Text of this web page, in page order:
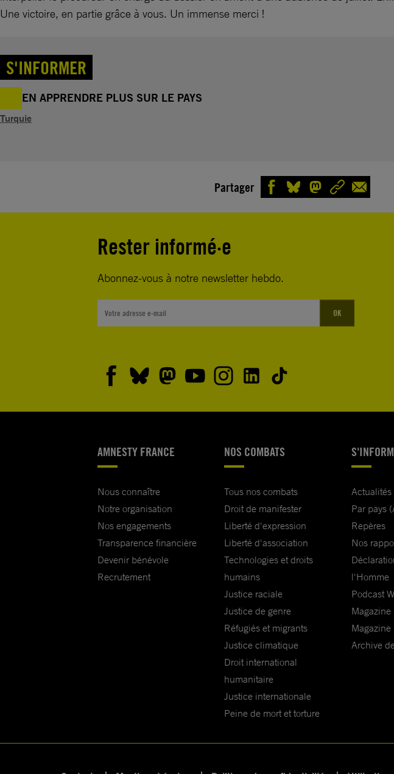
Une victoire, en partie grâce à vous. Un immense merci !
S'INFORMER
EN APPRENDRE PLUS SUR LE PAYS
Turquie
Partager
Rester informé·e
Abonnez-vous à notre newsletter hebdo.
OK
AMNESTY FRANCE
Nous connaître
Notre organisation
Nos engagements
Transparence financière
Devenir bénévole
Recrutement
NOS COMBATS
Tous nos combats
Droit de manifester
Liberté d'expression
Liberté d'association
Technologies et droits
humains
Justice raciale
Justice de genre
Réfugiés et migrants
Justice climatique
Droit international
humanitaire
Justice internationale
Peine de mort et torture
Actualités
Par pays
Repères
Nos
l'Homme
Podcast
Magazine
Archive